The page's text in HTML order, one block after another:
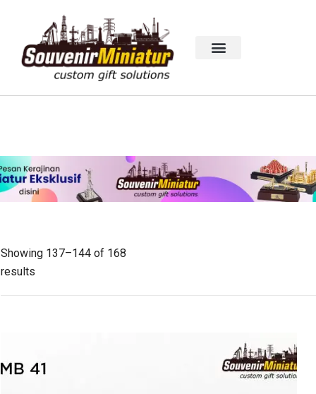
Showing 137–144 of 168
results